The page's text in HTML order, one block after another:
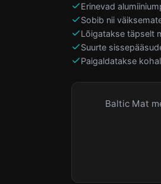
Erinevad
Sobib nii
Lõigatakse täpselt
Suurte
Paigaldatakse
Baltic Mat